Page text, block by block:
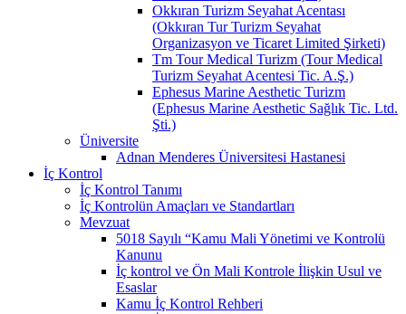
Okkıran Turizm Seyahat Acentası
(Okkıran Tur Turizm Seyahat
Organizasyon ve Ticaret Limited Şirketi)
Tm Tour Medical Turizm (Tour Medical
Turizm Seyahat Acentesi Tic. A.Ş.)
Ephesus Marine Aesthetic Turizm
(Ephesus Marine Aesthetic Sağlık Tic. Ltd.
Şti.)
Üniversite
Adnan Menderes Üniversitesi Hastanesi
İç Kontrol
İç Kontrol Tanımı
İç Kontrolün Amaçları ve Standartları
Mevzuat
5018 Sayılı “Kamu Mali Yönetimi ve Kontrolü
Kanunu
İç kontrol ve Ön Mali Kontrole İlişkin Usul ve
Esaslar
Kamu İç Kontrol Rehberi